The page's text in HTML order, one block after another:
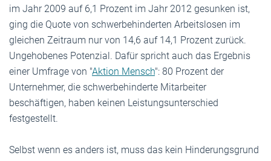
im Jahr 2009 auf 6,1 Prozent im Jahr 2012 gesunken ist,
ging die Quote von schwerbehinderten Arbeitslosen im
gleichen Zeitraum nur von 14,6 auf 14,1 Prozent zurück.
Ungehobenes Potenzial. Dafür spricht auch das Ergebnis
einer Umfrage von "Aktion Mensch": 80 Prozent der
Unternehmer, die schwerbehinderte Mitarbeiter
beschäftigen, haben keinen Leistungsunterschied
festgestellt.
Selbst wenn es anders ist, muss das kein Hinderungsgrund